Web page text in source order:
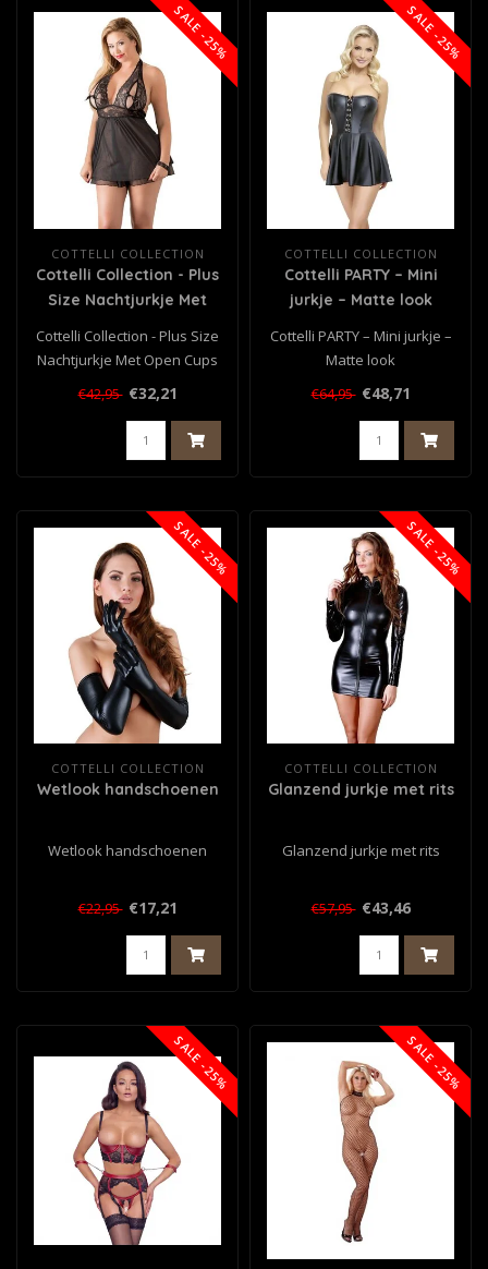
SALE -25%
COTTELLI COLLECTION
Cottelli Collection - Plus
Size Nachtjurkje Met
Cottelli Collection - Plus Size
Nachtjurkje Met Open Cups
€42,95 €32,21
SALE -25%
COTTELLI COLLECTION
Cottelli PARTY – Mini
jurkje – Matte look
Cottelli PARTY – Mini jurkje –
Matte look
€64,95 €48,71
SALE -25%
COTTELLI COLLECTION
Wetlook handschoenen
Wetlook handschoenen
€22,95 €17,21
SALE -25%
COTTELLI COLLECTION
Glanzend jurkje met rits
Glanzend jurkje met rits
€57,95 €43,46
SALE -25% SALE -25%